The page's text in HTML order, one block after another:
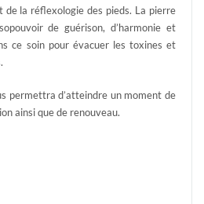
de la réflexologie des pieds. La pierre
de guérison, d’harmonie et
ce soin pour évacuer les toxines et
permettra d’atteindre un moment de
ainsi que de renouveau.